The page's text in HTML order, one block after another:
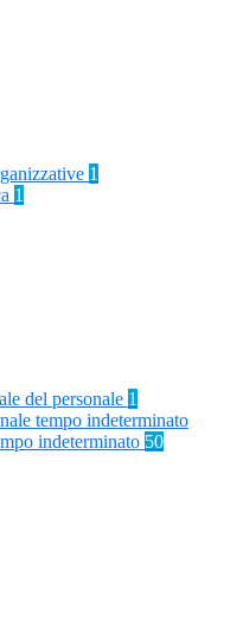
1
1
del personale 1
tempo indeterminato
indeterminato 50